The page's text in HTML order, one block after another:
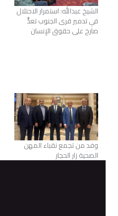
الشيخ عبدالله: استمرار الاحتلال
في تدمير قرى الجنوب تعدٍّ
صارخ على حقوق الإنسان
وفد من تجمع نقباء المهن
الصحية زار الحجار